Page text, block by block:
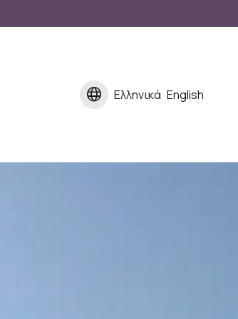
language Ελληνικά English